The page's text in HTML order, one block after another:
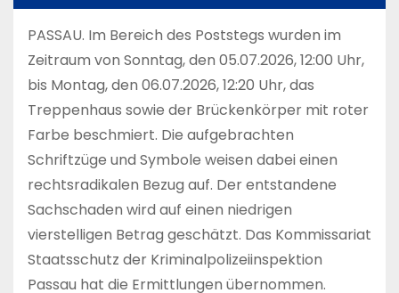
PASSAU. Im Bereich des Poststegs wurden im
Zeitraum von Sonntag, den 05.07.2026, 12:00 Uhr,
bis Montag, den 06.07.2026, 12:20 Uhr, das
Treppenhaus sowie der Brückenkörper mit roter
Farbe beschmiert. Die aufgebrachten
Schriftzüge und Symbole weisen dabei einen
rechtsradikalen Bezug auf. Der entstandene
Sachschaden wird auf einen niedrigen
vierstelligen Betrag geschätzt. Das Kommissariat
Staatsschutz der Kriminalpolizeiinspektion
Passau hat die Ermittlungen übernommen.